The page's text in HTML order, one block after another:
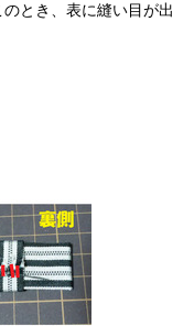
とき、表に縫い目が出